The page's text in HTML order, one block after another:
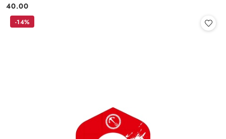
Cena:
40.00
-14%